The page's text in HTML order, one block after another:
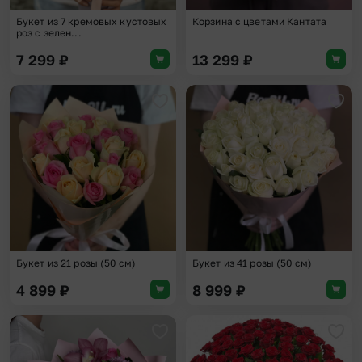
Букет из 7 кремовых кустовых
роз с зелен...
7 299 ₽
Корзина с цветами Кантата
13 299 ₽
Добавить в избранное
Букет из 21 розы (50 см)
4 899 ₽
Букет из 41 розы (50 см)
8 999 ₽
Добавить в избранное